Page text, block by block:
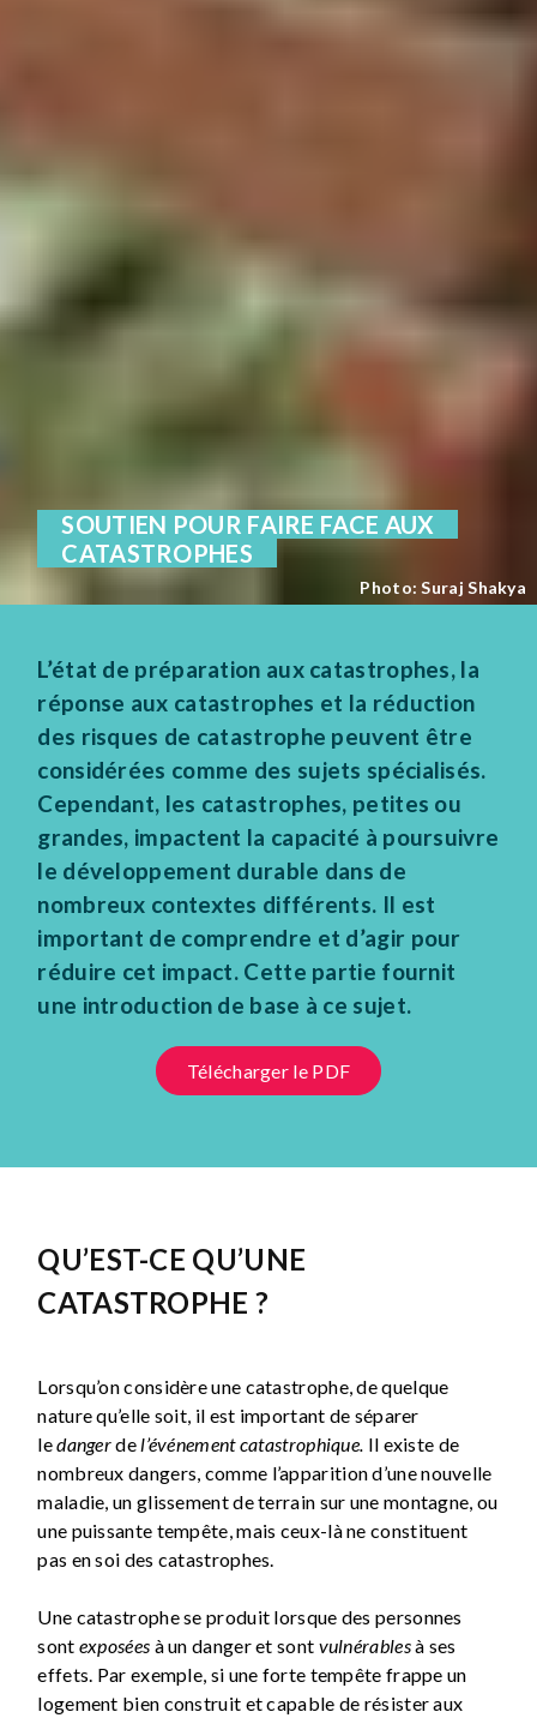
SOUTIEN POUR FAIRE FACE AUX
CATASTROPHES
Photo: Suraj Shakya
L’état de préparation aux catastrophes, la
réponse aux catastrophes et la réduction
des risques de catastrophe peuvent être
considérées comme des sujets spécialisés.
Cependant, les catastrophes, petites ou
grandes, impactent la capacité à poursuivre
le développement durable dans de
nombreux contextes différents. Il est
important de comprendre et d’agir pour
réduire cet impact. Cette partie fournit
une introduction de base à ce sujet.
Télécharger le PDF
QU’EST-CE QU’UNE
CATASTROPHE ?
Lorsqu’on considère une catastrophe, de quelque
nature qu’elle soit, il est important de séparer
ledangerde l’événement catastrophique. Il existe de
nombreux dangers, comme l’apparition d’une nouvelle
maladie, un glissement de terrain sur une montagne, ou
une puissante tempête, mais ceux-là ne constituent
pas en soi des catastrophes.
Une catastrophe se produit lorsque des personnes
sont exposées à un danger et sont vulnérablesà ses
effets. Par exemple, si une forte tempête frappe un
logement bien construit et capable de résister aux